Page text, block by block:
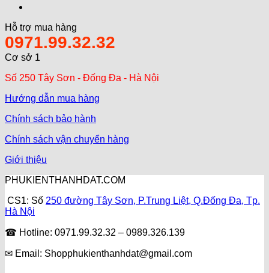
Hỗ trợ mua hàng
0971.99.32.32
Cơ sở 1
Số 250 Tây Sơn - Đống Đa - Hà Nội
Hướng dẫn mua hàng
Chính sách bảo hành
Chính sách vận chuyển hàng
Giới thiệu
PHUKIENTHANHDAT.COM
CS1: Số 250 đường Tây Sơn, P.Trung Liệt, Q.Đống Đa, Tp.
Hà Nội
☎ Hotline: 0971.99.32.32 – 0989.326.139
✉ Email: Shopphukienthanhdat@gmail.com